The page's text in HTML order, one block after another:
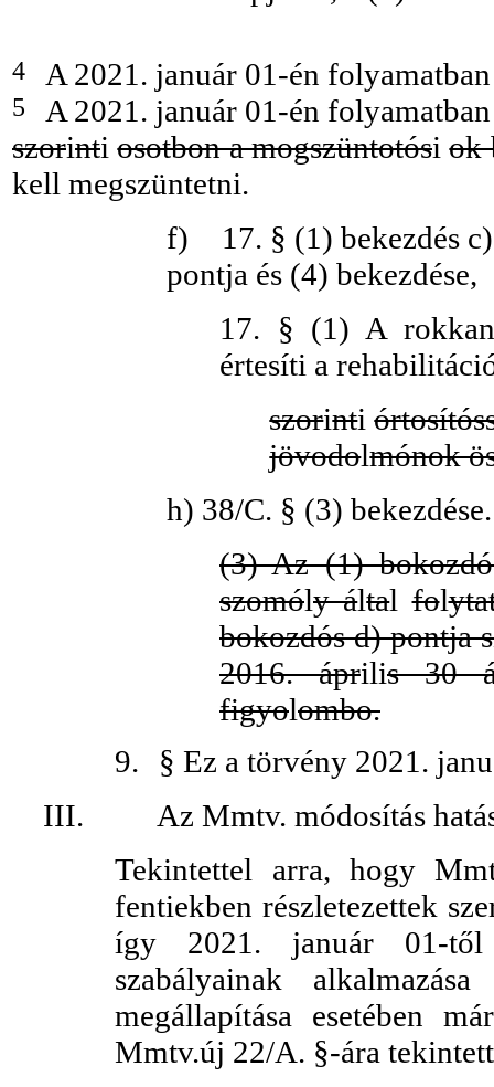
4 A 2021. január 01-én
5
A 2021. január 01-én
szorintiosotbon a mogszüntotósiok
kell megszüntetni.
f)
17. § (1) bekezdés
pontja és (4) bekezdése,
17. § (1) A
értesíti a
szorinti
jövodolmónok
h) 38/C. § (3) bekezdése.
(3) Az (1)
szomóly általfol
bokozdós d) pontja
2016. április 30
figyolombo.
9.
§ Ez a törvény 2021.
III.
Az Mmtv. módosítás
Tekintettel arra, hogy
fentiekben részletezettek
így 2021. január 01-től
szabályainak
megállapítása esetében
Mmtv.új 22/A. §-ára